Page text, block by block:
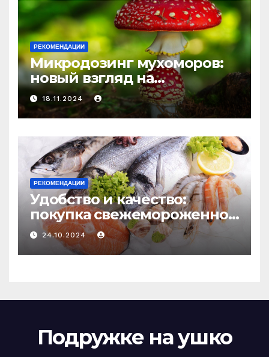
РЕКОМЕНДАЦИИ
Микродозинг мухоморов:
новый взгляд на
психоделику
18.11.2024
РЕКОМЕНДАЦИИ
Удобство и качество:
покупка свежемороженной
рыбы онлайн
24.10.2024
Подружке на ушко